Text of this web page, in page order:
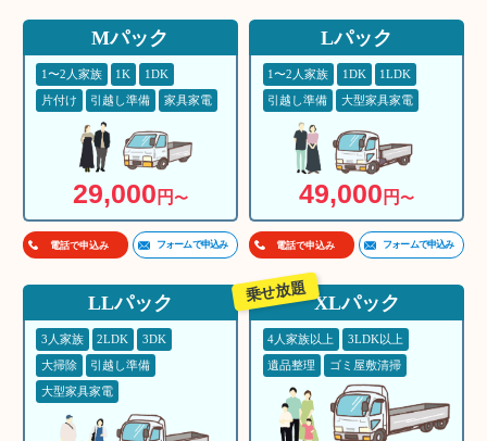
Mパック
1〜2人家族 1K 1DK
片付け 引越し準備 家具家電
29,000 円 〜
電話で申込み フォームで申込み
Lパック
1〜2人家族 1DK 1LDK
引越し準備 大型家具家電
49,000 円 〜
電話で申込み フォームで申込み
LLパック
3人家族 2LDK 3DK
大掃除 引越し準備
大型家具家電
XLパック
4人家族以上 3LDK以上
遺品整理 ゴミ屋敷清掃
乗せ放題